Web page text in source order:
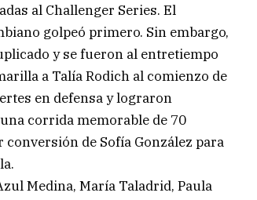
al Challenger Series. El
golpeó primero. Sin embargo,
y se fueron al entretiempo
a Talía Rodich al comienzo de
en defensa y lograron
corrida memorable de 70
de Sofía González para
Medina, María Taladrid, Paula